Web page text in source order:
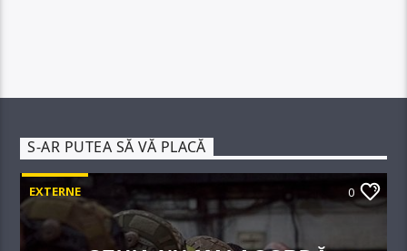
S-AR PUTEA SĂ VĂ PLACĂ
EXTERNE 0